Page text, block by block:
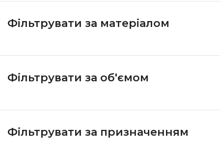
Фільтрувати за матеріалом
Фільтрувати за об'ємом
Фільтрувати за призначенням